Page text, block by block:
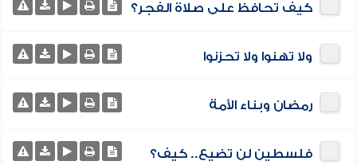
كيف تحافظ على صلاة الفجر؟
ولا تهنوا ولا تحزنوا
رمضان وبناء الأمة
فلسطين لن تضيع.. كيف؟